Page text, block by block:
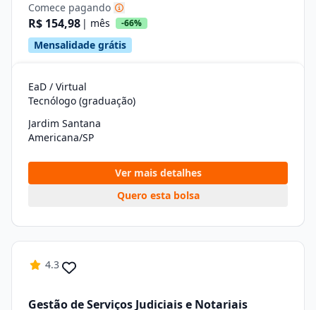
Comece pagando
R$ 154,98 | mês -66%
Mensalidade grátis
EaD / Virtual
Tecnólogo (graduação)
Jardim Santana
Americana/SP
Ver mais detalhes
Quero esta bolsa
4.3
Gestão de Serviços Judiciais e Notariais